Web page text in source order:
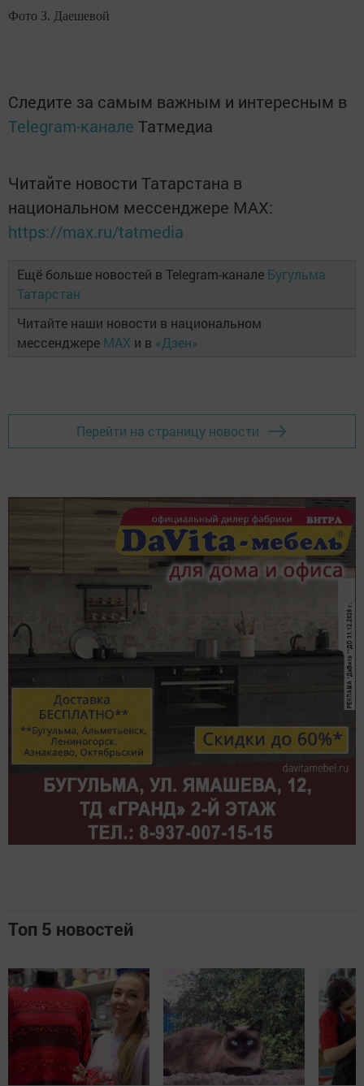
Фото З. Даешевой
Следите за самым важным и интересным в
Telegram-канале Татмедиа
Читайте новости Татарстана в
национальном мессенджере MАХ:
https://max.ru/tatmedia
Ещё больше новостей в Telegram-канале Бугульма
Татарстан
Читайте наши новости в национальном
мессенджере MAX и в «Дзен»
Перейти на страницу новости
Топ 5 новостей